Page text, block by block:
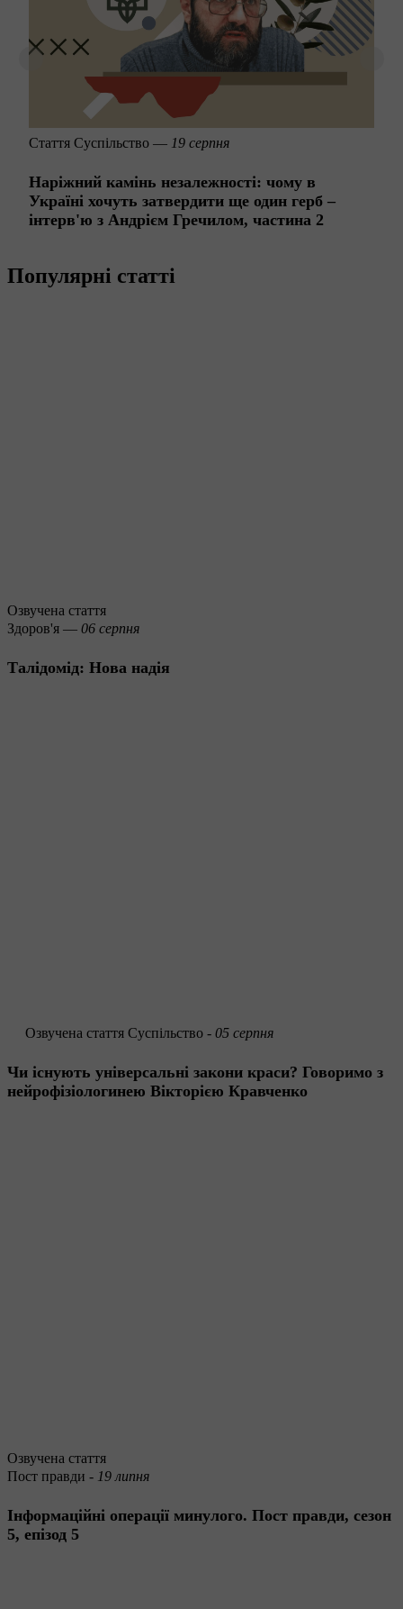
Стаття Суспільство — 19 серпня
Наріжний камінь незалежності: чому в
Україні хочуть затвердити ще один герб ‒
інтерв'ю з Андрієм Гречилом, частина 2
Популярні статті
Озвучена стаття
Здоров'я — 06 серпня
Талідомід: Нова надія
Озвучена стаття Суспільство - 05 серпня
Чи існують універсальні закони краси? Говоримо з
нейрофізіологинею Вікторією Кравченко
Озвучена стаття
Пост правди - 19 липня
Інформаційні операції минулого. Пост правди, сезон
5, епізод 5